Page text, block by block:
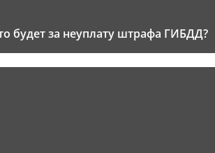
будет за неуплату штрафа ГИБДД?